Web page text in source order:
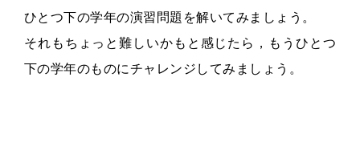
ひとつ下の学年の演習問題を解いてみましょう。
それもちょっと難しいかもと感じたら，もうひとつ
下の学年のものにチャレンジしてみましょう。